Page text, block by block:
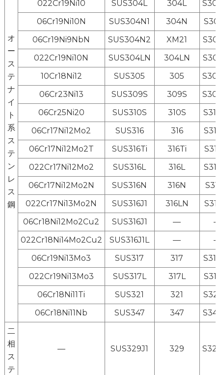
オ
ー
ス
テ
ナ
イ
ト
系
ス
テ
ン
レ
ス
鋼
022Cr19Ni10 SUS304L 304L
06Cr19Ni10N
SUS304N1 304N
06Cr19Ni9NbN
SUS304N2 XM21
022Cr19Ni10N
SUS304LN 304LN
10Cr18Ni12
SUS305 305
06Cr23Ni13
SUS309S 309S
06Cr25Ni20
SUS310S 310S
06Cr17Ni12Mo2
SUS316 316
06Cr17Ni12Mo2T
SUS316Ti 316Ti
022Cr17Ni12Mo2
SUS316L 316L
06Cr17Ni12Mo2N
SUS316N 316N
022Cr17Ni13Mo2N
SUS316J1 316LN
06Cr18Ni12Mo2Cu2
SUS316J1 —
022Cr18Ni14Mo2Cu2
SUS316J1L —
06Cr19Ni13Mo3
SUS317 317
022Cr19Ni13Mo3
SUS317L 317L
06Cr18Ni11Ti
SUS321 321
06Cr18Ni11Nb
SUS347 347
二
相
ス
テ
— SUS329J1 329